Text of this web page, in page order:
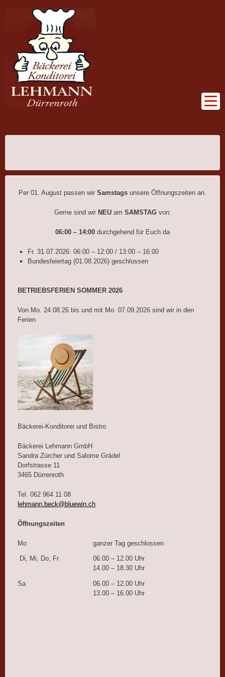
Per 01. August passen wir Samstags unsere Öffnungszeiten an.
Gerne sind wir NEU am SAMSTAG von:
06:00 – 14:00 durchgehend für Euch da
Fr. 31.07.2026: 06:00 – 12:00 / 13:00 – 16:00
Bundesfeiertag (01.08.2026) geschlossen
BETRIEBSFERIEN SOMMER 2026
Von Mo. 24.08.26 bis und mit Mo. 07.09.2026 sind wir in den
Ferien
Bäckerei-Konditorei und Bistro
Bäckerei Lehmann GmbH
Sandra Zürcher und Salome Grädel
Dorfstrasse 11
3465 Dürrenroth
Tel. 062 964 11 08
lehmann.beck@bluewin.ch
Öffnungszeiten
Mo
ganzer Tag geschlossen
Di, Mi, Do, Fr
06.00 – 12.00 Uhr
14.00 – 18.30 Uhr
Sa
06.00 – 12.00 Uhr
13.00 – 16.00 Uhr